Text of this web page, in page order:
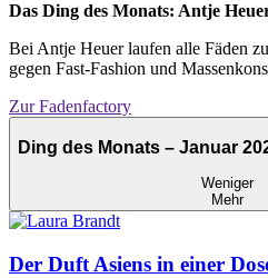
Das Ding des Monats: Antje
Bei Antje Heuer laufen alle Fäden
gegen Fast-Fashion und
Zur Fadenfactory
Ding des Monats – Januar
Weniger
Mehr
Der Duft Asiens in einer